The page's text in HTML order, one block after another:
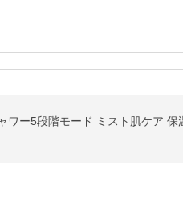
ワー5段階モード ミスト肌ケア